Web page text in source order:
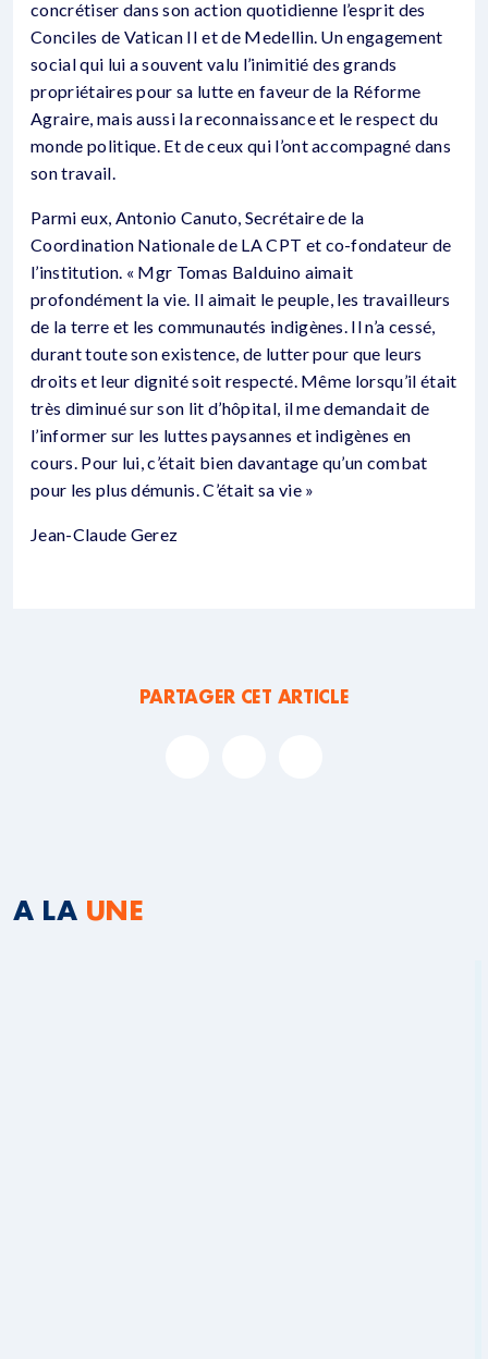
concrétiser dans son action quotidienne l’esprit des
Conciles de Vatican II et de Medellin. Un engagement
social qui lui a souvent valu l’inimitié des grands
propriétaires pour sa lutte en faveur de la Réforme
Agraire, mais aussi la reconnaissance et le respect du
monde politique. Et de ceux qui l’ont accompagné dans
son travail.
Parmi eux, Antonio Canuto, Secrétaire de la
Coordination Nationale de LA CPT et co-fondateur de
l’institution. « Mgr Tomas Balduino aimait
profondément la vie. Il aimait le peuple, les travailleurs
de la terre et les communautés indigènes. Il n’a cessé,
durant toute son existence, de lutter pour que leurs
droits et leur dignité soit respecté. Même lorsqu’il était
très diminué sur son lit d’hôpital, il me demandait de
l’informer sur les luttes paysannes et indigènes en
cours. Pour lui, c’était bien davantage qu’un combat
pour les plus démunis. C’était sa vie »
Jean-Claude Gerez
PARTAGER CET ARTICLE
A LA UNE